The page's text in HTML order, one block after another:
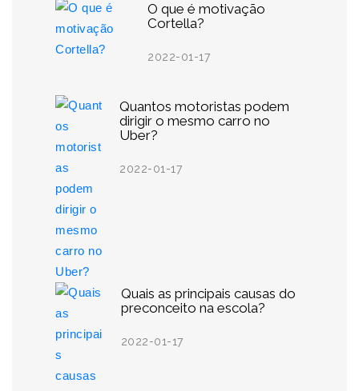
O que é motivação
Cortella?
2022-01-17
Quantos motoristas podem
dirigir o mesmo carro no
Uber?
2022-01-17
Quais as principais causas do
preconceito na escola?
2022-01-17